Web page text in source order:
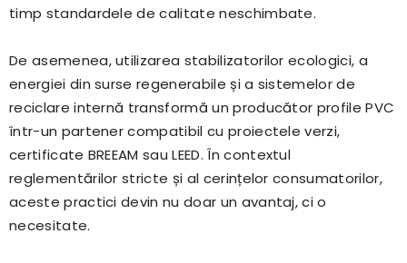
timp standardele de calitate neschimbate.
De asemenea, utilizarea stabilizatorilor ecologici, a
energiei din surse regenerabile și a sistemelor de
reciclare internă transformă un producător profile PVC
într-un partener compatibil cu proiectele verzi,
certificate BREEAM sau LEED. În contextul
reglementărilor stricte și al cerințelor consumatorilor,
aceste practici devin nu doar un avantaj, ci o
necesitate.